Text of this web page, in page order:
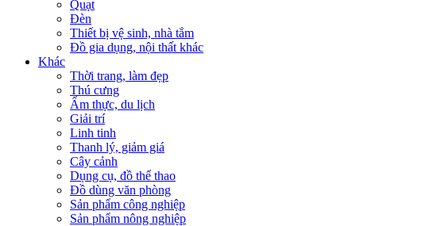
Quạt
Đèn
Thiết bị vệ sinh, nhà tắm
Đồ gia dụng, nội thất khác
Khác
Thời trang, làm đẹp
Thú cưng
Ẩm thực, du lịch
Giải trí
Linh tinh
Thanh lý, giảm giá
Cây cảnh
Dụng cụ, đồ thể thao
Đồ dùng văn phòng
Sản phẩm công nghiệp
Sản phẩm nông nghiệp